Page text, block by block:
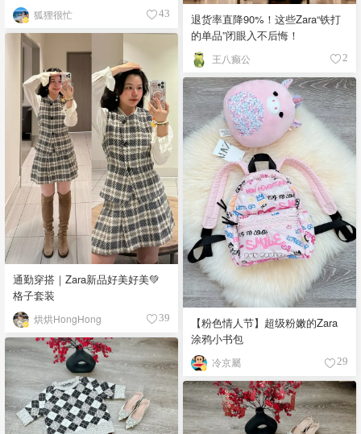
狐狸很忙 43
退货率直降90%！这些Zara“铁打
的单品”闭眼入不后悔！
王八癫公 2
通勤穿搭｜Zara新品好美好美💚
格子套装
烘烘HongHong 39
【粉色情人节】超级粉嫩的Zara
涂鸦小书包
冷京屬 29